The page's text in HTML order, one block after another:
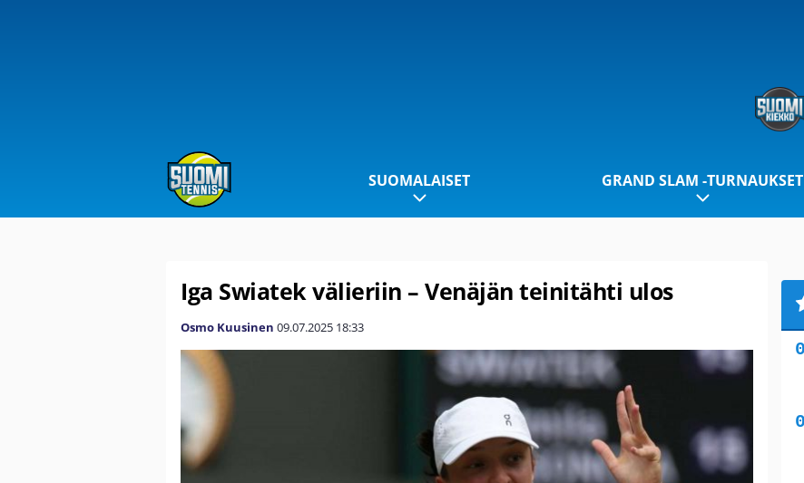
SUOMALAISET GRAND SLAM -TURNAUKSET
Iga Swiatek välieriin – Venäjän teinitähti ulos
Osmo Kuusinen 09.07.2025 18:33